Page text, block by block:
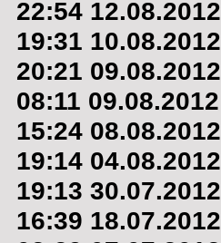
22:54 12.08.2012
19:31 10.08.2012
20:21 09.08.2012
08:11 09.08.2012
15:24 08.08.2012
19:14 04.08.2012
19:13 30.07.2012
16:39 18.07.2012